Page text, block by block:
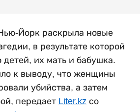
Йорк раскрыла новые
в результате которой
детей, их мать и бабушка.
к выводу, что женщины
убийства, а затем
передает Liter.kz со